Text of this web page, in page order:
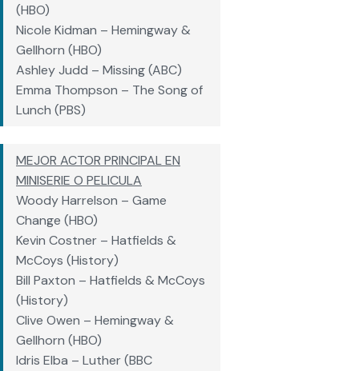
(HBO)
Nicole Kidman – Hemingway &
Gellhorn (HBO)
Ashley Judd – Missing (ABC)
Emma Thompson – The Song of
Lunch (PBS)
MEJOR ACTOR PRINCIPAL EN
MINISERIE O PELICULA
Woody Harrelson – Game
Change (HBO)
Kevin Costner – Hatfields &
McCoys (History)
Bill Paxton – Hatfields & McCoys
(History)
Clive Owen – Hemingway &
Gellhorn (HBO)
Idris Elba – Luther (BBC